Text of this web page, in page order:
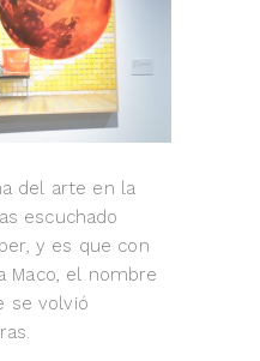
del arte en la
escuchado
y es que con
Maco, el nombre
se volvió